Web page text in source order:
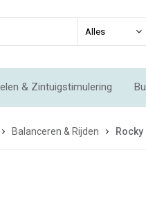
& Zintuigstimulering
Integratie & Beweging
Balanceren & Rijden